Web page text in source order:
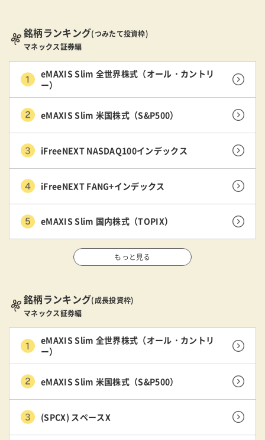
銘柄ランキング(つみたて投資枠)
マネックス証券編
eMAXIS Slim 全世界株式（オール・カントリ
ー）
eMAXIS Slim 米国株式（S&P500）
iFreeNEXT NASDAQ100インデックス
iFreeNEXT FANG+インデックス
eMAXIS Slim 国内株式（TOPIX）
もっと見る
銘柄ランキング(成長投資枠)
マネックス証券編
eMAXIS Slim 全世界株式（オール・カントリ
ー）
eMAXIS Slim 米国株式（S&P500）
(SPCX) スペースX